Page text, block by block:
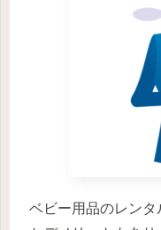
ベビー用品のレン